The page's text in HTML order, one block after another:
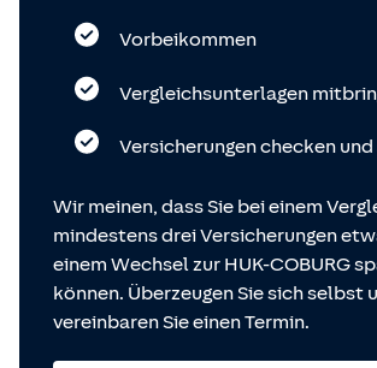
Vorbeikommen
Vergleichsunterlagen
Versicherungen checken
Wir meinen, dass Sie bei einem
mindestens drei Versicherungen
einem Wechsel zur HUK-COBURG
können. Überzeugen Sie sich selbst
vereinbaren Sie einen Termin.